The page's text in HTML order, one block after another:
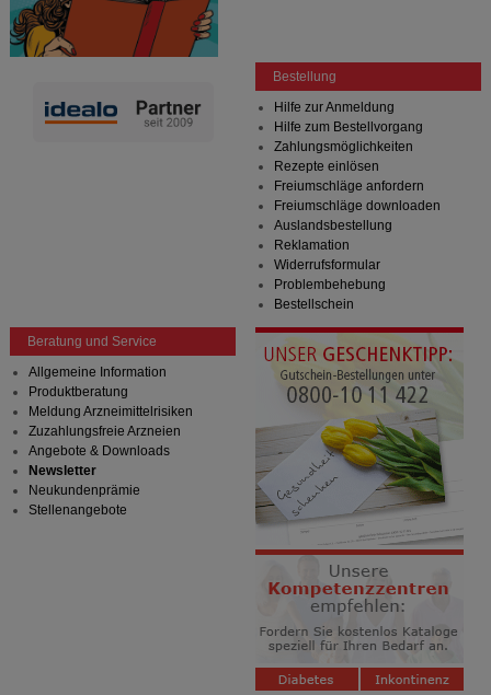
Bestellung
Hilfe zur Anmeldung
Hilfe zum Bestellvorgang
Zahlungsmöglichkeiten
Rezepte einlösen
Freiumschläge anfordern
Freiumschläge downloaden
Auslandsbestellung
Reklamation
Widerrufsformular
Problembehebung
Bestellschein
Beratung und Service
Allgemeine Information
Produktberatung
Meldung Arzneimittelrisiken
Zuzahlungsfreie Arzneien
Angebote & Downloads
Newsletter
Neukundenprämie
Stellenangebote